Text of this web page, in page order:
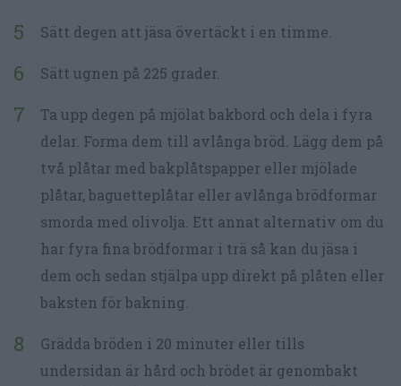
Sätt degen att jäsa övertäckt i en timme.
Sätt ugnen på 225 grader.
Ta upp degen på mjölat bakbord och dela i fyra
delar. Forma dem till avlånga bröd. Lägg dem på
två plåtar med bakplåtspapper eller mjölade
plåtar, baguetteplåtar eller avlånga brödformar
smorda med olivolja. Ett annat alternativ om du
har fyra fina brödformar i trä så kan du jäsa i
dem och sedan stjälpa upp direkt på plåten eller
baksten för bakning.
Grädda bröden i 20 minuter eller tills
undersidan är hård och brödet är genombakt